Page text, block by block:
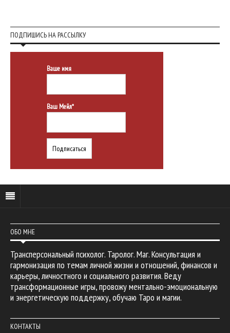
ПОДПИШИСЬ НА РАССЫЛКУ
Ваше имя
Ваш Мейл*
ОБО МНЕ
Трансперсональный психолог. Таролог. Маг. Консультация и
гармонизация по темам личной жизни и отношений, финансов и
карьеры, личностного и социального развития. Веду
трансформационные игры, провожу ментально-эмоциональную
и энергетическую поддержку, обучаю Таро и магии.
КОНТАКТЫ